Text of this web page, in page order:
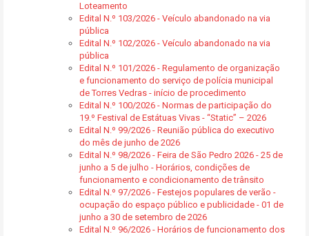
Loteamento
Edital N.º 103/2026 - Veículo abandonado na via
pública
Edital N.º 102/2026 - Veículo abandonado na via
pública
Edital N.º 101/2026 - Regulamento de organização
e funcionamento do serviço de polícia municipal
de Torres Vedras - início de procedimento
Edital N.º 100/2026 - Normas de participação do
19.º Festival de Estátuas Vivas - “Static” – 2026
Edital N.º 99/2026 - Reunião pública do executivo
do mês de junho de 2026
Edital N.º 98/2026 - Feira de São Pedro 2026 - 25 de
junho a 5 de julho - Horários, condições de
funcionamento e condicionamento de trânsito
Edital N.º 97/2026 - Festejos populares de verão -
ocupação do espaço público e publicidade - 01 de
junho a 30 de setembro de 2026
Edital N.º 96/2026 - Horários de funcionamento dos